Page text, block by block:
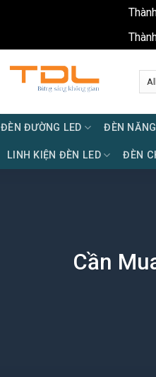
ĐÈN ĐƯỜNG LED ĐÈN
LINH KIỆN ĐÈN LED ĐÈN
Cần